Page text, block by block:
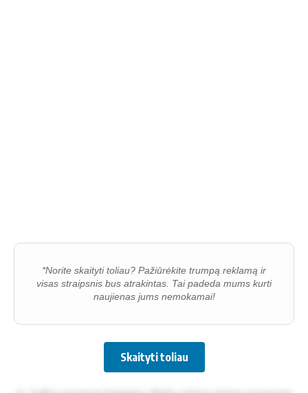
*Norite skaityti toliau? Pažiūrėkite trumpą reklamą ir
visas straipsnis bus atrakintas. Tai padeda mums kurti
naujienas jums nemokamai!
Skaityti toliau